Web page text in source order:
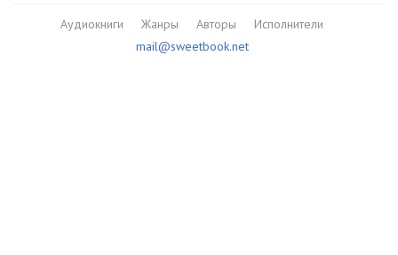
Аудиокниги Жанры Авторы
Исполнители
mail@sweetbook.net